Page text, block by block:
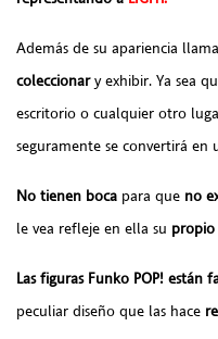
Además de su apariencia
coleccionary exhibir. Ya sea
escritorio o cualquier otro
seguramente se convertirá
No tienen boca para que no
le vea refleje en ella su
Las figuras Funko POP! están
peculiar diseño que las hace